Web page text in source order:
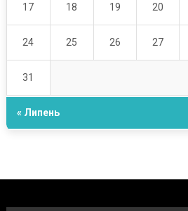
17 18 19 20
24 25 26 27
31
« Липень